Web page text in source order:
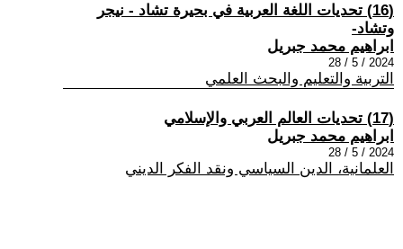
(16) تحديات اللغة العربية في بحيرة تشاد - نيجر
وتشاد-
ابراهيم محمد جبريل
2024 / 5 / 28
التربية والتعليم والبحث العلمي
(17) تحديات العالم العربي والإسلامي
ابراهيم محمد جبريل
2024 / 5 / 28
العلمانية، الدين السياسي ونقد الفكر الديني